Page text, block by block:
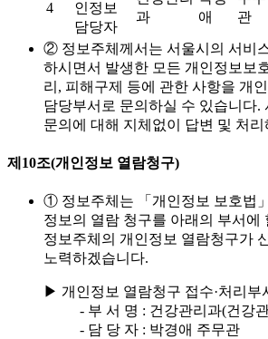
4
인정보
담당자
과
애
관
② 정보주체께서는 서울시의 서비
하시면서 발생한 모든 개인정보보
리, 피해구제 등에 관한 사항을 개
담당부서로 문의하실 수 있습니다.
문의에 대해 지체없이 답변 및 처
제10조(개인정보 열람청구)
① 정보주체는 「개인정보 보호법
정보의 열람 청구를 아래의 부서에
정보주체의 개인정보 열람청구가
노력하겠습니다.
▶ 개인정보 열람청구 접수·처리부
- 부 서 명 : 건강관리과(건강
- 담 당 자 : 박경애 주무관